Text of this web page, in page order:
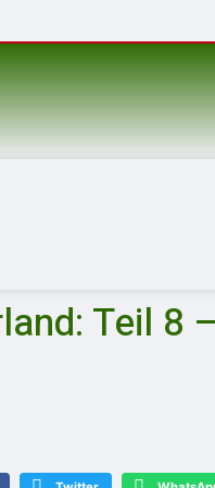
Teil 8 –